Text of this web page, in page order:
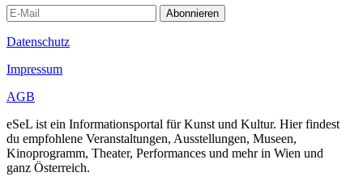
Abonnieren
Datenschutz
Impressum
AGB
eSeL ist ein Informationsportal für Kunst und Kultur. Hier findest
du empfohlene Veranstaltungen, Ausstellungen, Museen,
Kinoprogramm, Theater, Performances und mehr in Wien und
ganz Österreich.